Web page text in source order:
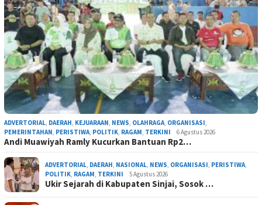
ADVERTORIAL, DAERAH, KEJUARAAN, NEWS, OLAHRAGA, ORGANISASI,
PEMERINTAHAN, PERISTIWA, POLITIK, RAGAM, TERKINI 6 Agustus 2026
Andi Muawiyah Ramly Kucurkan Bantuan Rp2…
ADVERTORIAL, DAERAH, NASIONAL, NEWS, ORGANISASI, PERISTIWA,
POLITIK, RAGAM, TERKINI 5 Agustus 2026
Ukir Sejarah di Kabupaten Sinjai, Sosok …